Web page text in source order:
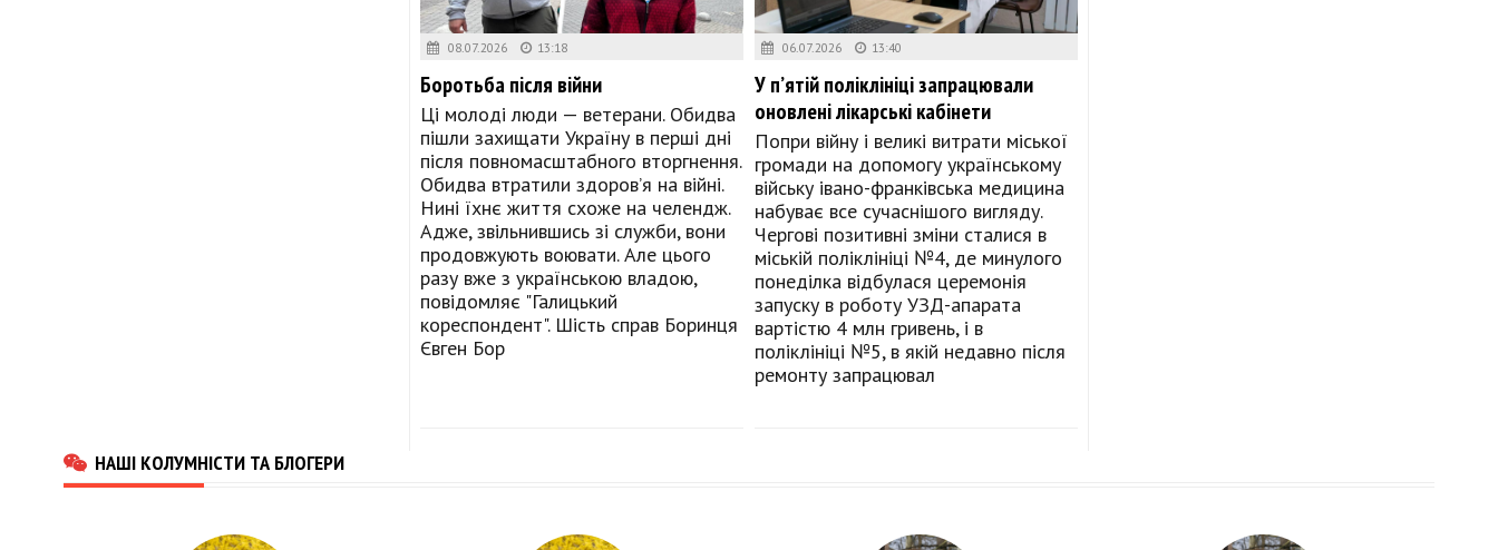
08.07.2026 13:18
Боротьба після війни
Ці молоді люди — ветерани. Обидва
пішли захищати Україну в перші дні
після повномасштабного вторгнення.
Обидва втратили здоров’я на війні.
Нині їхнє життя схоже на челендж.
Адже, звільнившись зі служби, вони
продовжують воювати. Але цього
разу вже з українською владою,
повідомляє "Галицький
кореспондент". Шість справ Боринця
Євген Бор
06.07.2026 13:40
У п’ятій поліклініці запрацювали
оновлені лікарські кабінети
Попри війну і великі витрати міської
громади на допомогу українському
війську івано-франківська медицина
набуває все сучаснішого вигляду.
Чергові позитивні зміни сталися в
міській поліклініці №4, де минулого
понеділка відбулася церемонія
запуску в роботу УЗД-апарата
вартістю 4 млн гривень, і в
поліклініці №5, в якій недавно після
ремонту запрацювал
НАШІ КОЛУМНІСТИ ТА БЛОГЕРИ